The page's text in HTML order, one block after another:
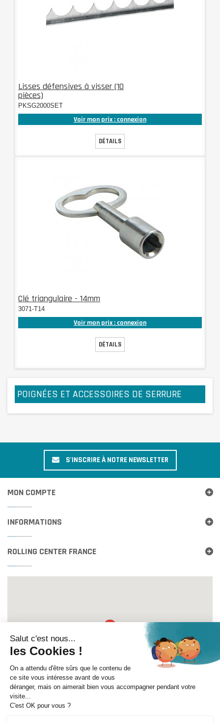
Lisses défensives à visser (10
pièces)
PKSG2000SET
Voir mon prix : connexion
DÉTAILS
Clé triangulaire - 14mm
3071-T14
Voir mon prix : connexion
DÉTAILS
POIGNÉES ET ACCESSOIRES DE SERRURE
S'INSCRIRE À NOTRE NEWSLETTER
MON COMPTE
INFORMATIONS
ROLLING CENTER FRANCE